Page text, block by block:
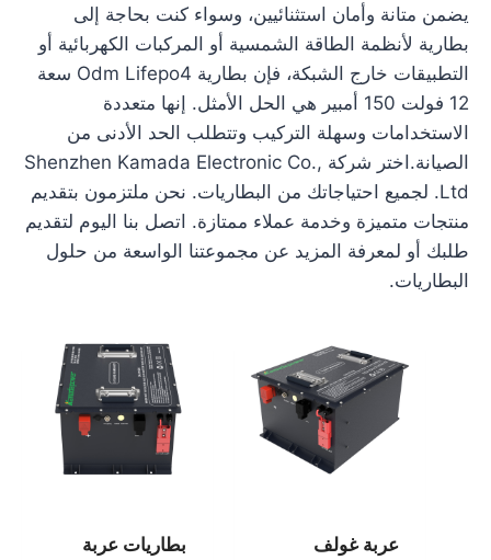
يضمن متانة وأمان استثنائيين، وسواء كنت بحاجة إلى
بطارية لأنظمة الطاقة الشمسية أو المركبات الكهربائية أو
التطبيقات خارج الشبكة، فإن بطارية Odm Lifepo4 سعة
12 فولت 150 أمبير هي الحل الأمثل. إنها متعددة
الاستخدامات وسهلة التركيب وتتطلب الحد الأدنى من
الصيانة.اختر شركة Shenzhen Kamada Electronic Co.,
Ltd. لجميع احتياجاتك من البطاريات. نحن ملتزمون بتقديم
منتجات متميزة وخدمة عملاء ممتازة. اتصل بنا اليوم لتقديم
طلبك أو لمعرفة المزيد عن مجموعتنا الواسعة من حلول
البطاريات.
عربة غولف
بطاريات عربة